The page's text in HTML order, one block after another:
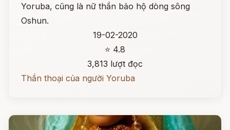
Yoruba, cũng là nữ thần bảo hộ dòng sông
Oshun.
19-02-2020
⭐ 4.8
3,813 lượt đọc
Thần thoại của người Yoruba